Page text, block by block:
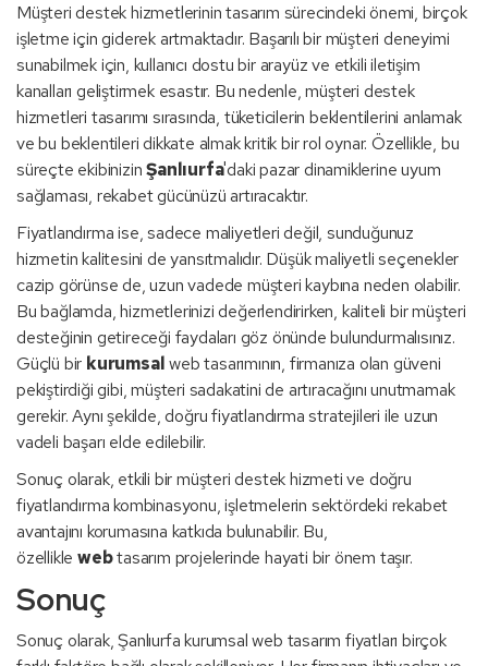
Müşteri destek hizmetlerinin tasarım sürecindeki önemi, birçok
işletme için giderek artmaktadır. Başarılı bir müşteri deneyimi
sunabilmek için, kullanıcı dostu bir arayüz ve etkili iletişim
kanalları geliştirmek esastır. Bu nedenle, müşteri destek
hizmetleri tasarımı sırasında, tüketicilerin beklentilerini anlamak
ve bu beklentileri dikkate almak kritik bir rol oynar. Özellikle, bu
süreçte ekibinizinŞanlıurfa'daki pazar dinamiklerine uyum
sağlaması, rekabet gücünüzü artıracaktır.
Fiyatlandırma ise, sadece maliyetleri değil, sunduğunuz
hizmetin kalitesini de yansıtmalıdır. Düşük maliyetli seçenekler
cazip görünse de, uzun vadede müşteri kaybına neden olabilir.
Bu bağlamda, hizmetlerinizi değerlendirirken, kaliteli bir müşteri
desteğinin getireceği faydaları göz önünde bulundurmalısınız.
Güçlü bir kurumsalweb tasarımının, firmanıza olan güveni
pekiştirdiği gibi, müşteri sadakatini de artıracağını unutmamak
gerekir. Aynı şekilde, doğru fiyatlandırma stratejileri ile uzun
vadeli başarı elde edilebilir.
Sonuç olarak, etkili bir müşteri destek hizmeti ve doğru
fiyatlandırma kombinasyonu, işletmelerin sektördeki rekabet
avantajını korumasına katkıda bulunabilir. Bu,
özellikle webtasarım projelerinde hayati bir önem taşır.
Sonuç
Sonuç olarak, Şanlıurfa kurumsal web tasarım fiyatları birçok